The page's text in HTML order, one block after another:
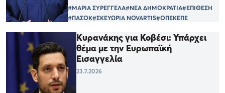
#ΜΑΡΙΑ ΣΥΡΕΓΓΕΛΑ#ΝΕΑ ΔΗΜΟΚΡΑΤΙΑ#ΕΠΙΘΕΣΗ
#ΠΑΣΟΚ#ΣΚΕΥΩΡΙΑ NOVARTIS#ΟΠΕΚΕΠΕ
Κυρανάκης για Κοβέσι: Υπάρχει
θέμα με την Ευρωπαϊκή
Εισαγγελία
23.7.2026